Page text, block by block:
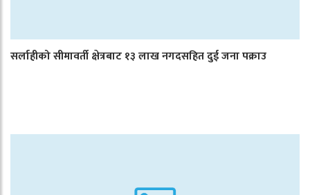
सर्लाहीको सीमावर्ती क्षेत्रबाट १३ लाख नगदसहित दुई जना पक्राउ